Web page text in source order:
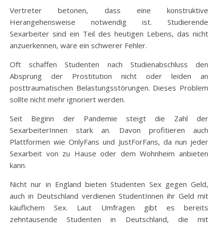
Vertreter betonen, dass eine konstruktive
Herangehensweise notwendig ist. Studierende
Sexarbeiter sind ein Teil des heutigen Lebens, das nicht
anzuerkennen, wäre ein schwerer Fehler.
Oft schaffen Studenten nach Studienabschluss den
Absprung der Prostitution nicht oder leiden an
posttraumatischen Belastungsstörungen. Dieses Problem
sollte nicht mehr ignoriert werden.
Seit Beginn der Pandemie steigt die Zahl der
SexarbeiterInnen stark an. Davon profitieren auch
Plattformen wie OnlyFans und JustForFans, da nun jeder
Sexarbeit von zu Hause oder dem Wohnheim anbieten
kann.
Nicht nur in England bieten Studenten Sex gegen Geld,
auch in Deutschland verdienen StudentInnen ihr Geld mit
käuflichem Sex. Laut Umfragen gibt es bereits
zehntausende Studenten in Deutschland, die mit